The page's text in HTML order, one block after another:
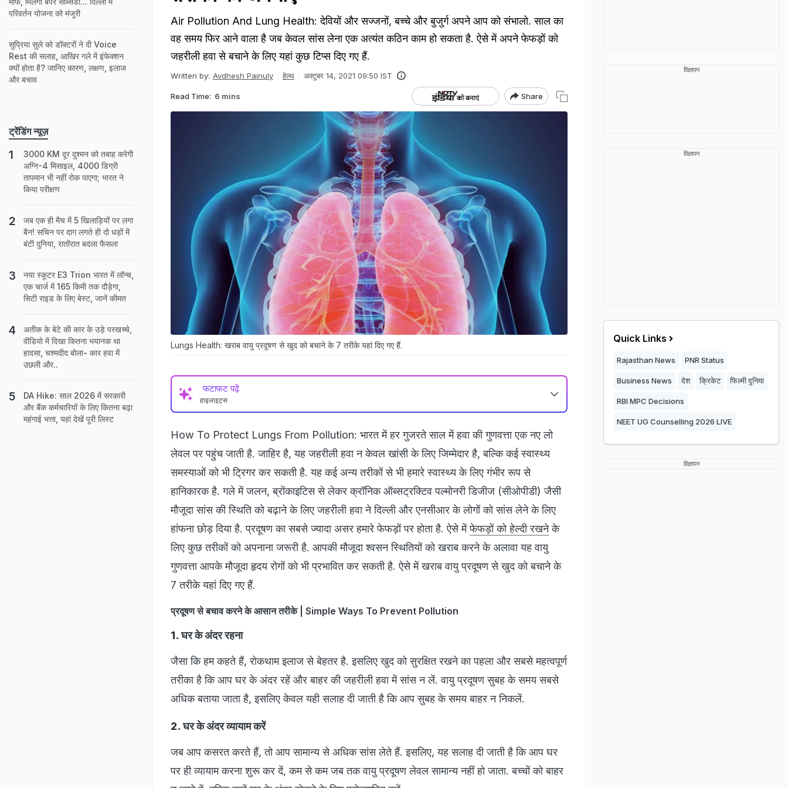
Air Pollution And Lung Health: देवियों और सज्जनों, बच्चे और बुजुर्ग अपने आप को संभालो. साल का
वह समय फिर आने वाला है जब केवल सांस लेना एक अत्यंत कठिन काम हो सकता है. ऐसे में अपने फेफड़ों को
जहरीली हवा से बचाने के लिए यहां कुछ टिप्स दिए गए हैं.
Written by: Avdhesh Painuly हेल्थ अक्टूबर 14, 2021 09:50 IST
Read Time: 6 mins Share
Lungs Health: खराब वायु प्रदूषण से खुद को बचाने के 7 तरीके यहां दिए गए हैं.
फटाफट पढ़ें
हाइलाइट्स
How To Protect Lungs From Pollution: भारत में हर गुजरते साल में हवा की गुणवत्ता एक नए लो
लेवल पर पहुंच जाती है. जाहिर है, यह जहरीली हवा न केवल खांसी के लिए जिम्मेदार है, बल्कि कई स्वास्थ्य
समस्याओं को भी ट्रिगर कर सकती है. यह कई अन्य तरीकों से भी हमारे स्वास्थ्य के लिए गंभीर रूप से
हानिकारक है. गले में जलन, ब्रोंकाइटिस से लेकर क्रॉनिक ऑब्सट्रक्टिव पल्मोनरी डिजीज (सीओपीडी) जैसी
मौजूदा सांस की स्थिति को बढ़ाने के लिए जहरीली हवा ने दिल्ली और एनसीआर के लोगों को सांस लेने के लिए
हांफना छोड़ दिया है. प्रदूषण का सबसे ज्यादा असर हमारे फेफड़ों पर होता है. ऐसे मेंफेफड़ों को हेल्दी रखनेके
लिए कुछ तरीकों को अपनाना जरूरी है. आपकी मौजूदा श्वसन स्थितियों को खराब करने के अलावा यह वायु
गुणवत्ता आपके मौजूदा हृदय रोगों को भी प्रभावित कर सकती है. ऐसे में खराब वायु प्रदूषण से खुद को बचाने के
7 तरीके यहां दिए गए हैं.
प्रदूषण से बचाव करने के आसान तरीके | Simple Ways To Prevent Pollution
1. घर के अंदर रहना
जैसा कि हम कहते हैं, रोकथाम इलाज से बेहतर है. इसलिए खुद को सुरक्षित रखने का पहला और सबसे महत्वपूर्ण
तरीका है कि आप घर के अंदर रहें और बाहर की जहरीली हवा में सांस न लें. वायु प्रदूषण सुबह के समय सबसे
अधिक बताया जाता है, इसलिए केवल यही सलाह दी जाती है कि आप सुबह के समय बाहर न निकलें.
2. घर के अंदर व्यायाम करें
जब आप कसरत करते हैं, तो आप सामान्य से अधिक सांस लेते हैं. इसलिए, यह सलाह दी जाती है कि आप घर
पर ही व्यायाम करना शुरू कर दें, कम से कम जब तक वायु प्रदूषण लेवल सामान्य नहीं हो जाता. बच्चों को बाहर
परिवर्तन योजना को मंजूरी
सुप्रिया सुले को डॉक्टरों ने दी Voice
Rest की सलाह, आखिर गले में इंफेक्शन
क्यों होता है? जानिए कारण, लक्षण, इलाज
और बचाव
ट्रेंडिंग न्यूज़
3000 KM दूर दुश्मन को तबाह करेगी
अग्नि-4 मिसाइल, 4000 डिग्री
तापमान भी नहीं रोक पाएगा; भारत ने
किया परीक्षण
जब एक ही मैच में 5 खिलाड़ियों पर लगा
बैन! सचिन पर दाग लगते ही दो धड़ों में
बंटी दुनिया, रातोंरात बदला फैसला
नया स्कूटर E3 Trion भारत में लॉन्च,
एक चार्ज में 165 किमी तक दौड़ेगा,
सिटी राइड के लिए बेस्ट, जानें कीमत
अतीक के बेटे की कार के उड़े परखच्चे,
वीडियो में दिखा कितना भयानक था
हादसा, चश्मदीद बोला- कार हवा में
उछली और..
DA Hike: साल 2026 में सरकारी
और बैंक कर्मचारियों के लिए कितना बढ़ा
महंगाई भत्ता, यहां देखें पूरी लिस्ट
विज्ञापन
विज्ञापन
Quick Links
Rajasthan News PNR Status
Business News देश क्रिकेट फिल्मी दुनिया
RBI MPC Decisions
NEET UG Counselling 2026 LIVE
विज्ञापन